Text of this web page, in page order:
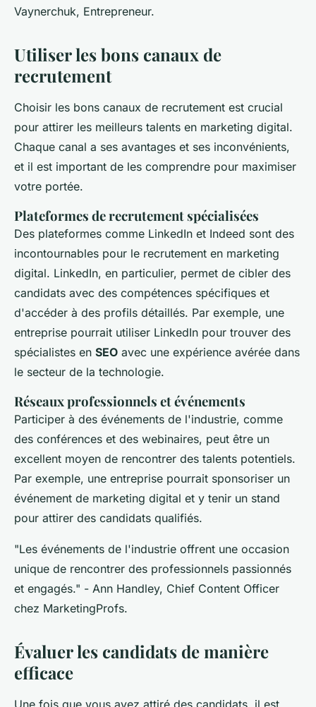
Vaynerchuk, Entrepreneur.
Utiliser les bons canaux de
recrutement
Choisir les bons canaux de recrutement est crucial
pour attirer les meilleurs talents en marketing digital.
Chaque canal a ses avantages et ses inconvénients,
et il est important de les comprendre pour maximiser
votre portée.
Plateformes de recrutement spécialisées
Des plateformes comme LinkedIn et Indeed sont des
incontournables pour le recrutement en marketing
digital. LinkedIn, en particulier, permet de cibler des
candidats avec des compétences spécifiques et
d'accéder à des profils détaillés. Par exemple, une
entreprise pourrait utiliser LinkedIn pour trouver des
spécialistes en SEO avec une expérience avérée dans
le secteur de la technologie.
Réseaux professionnels et événements
Participer à des événements de l'industrie, comme
des conférences et des webinaires, peut être un
excellent moyen de rencontrer des talents potentiels.
Par exemple, une entreprise pourrait sponsoriser un
événement de marketing digital et y tenir un stand
pour attirer des candidats qualifiés.
"Les événements de l'industrie offrent une occasion
unique de rencontrer des professionnels passionnés
et engagés." - Ann Handley, Chief Content Officer
chez MarketingProfs.
Évaluer les candidats de manière
efficace